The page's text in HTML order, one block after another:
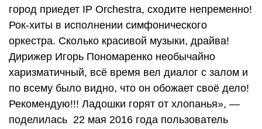
город приедет IP Orchestra, сходите непременно!
Рок-хиты в исполнении симфонического
оркестра. Сколько красивой музыки, драйва!
Дирижер Игорь Пономаренко необычайно
харизматичный, всё время вел диалог с залом и
по всему было видно, что он обожает своё дело!
Рекомендую!!! Ладошки горят от хлопанья», —
поделилась 22 мая 2016 года пользователь